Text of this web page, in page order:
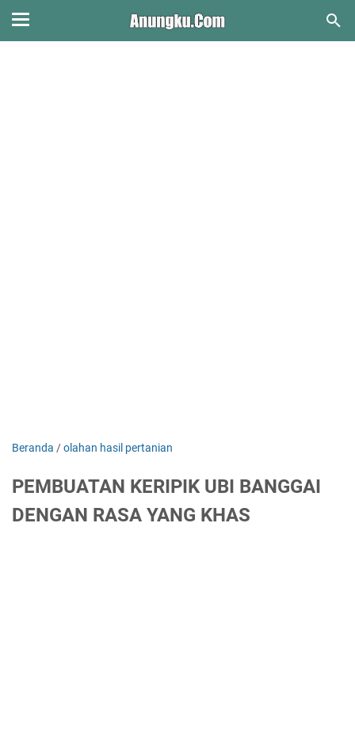
Beranda /olahan hasil pertanian
PEMBUATAN KERIPIK UBI BANGGAI
DENGAN RASA YANG KHAS